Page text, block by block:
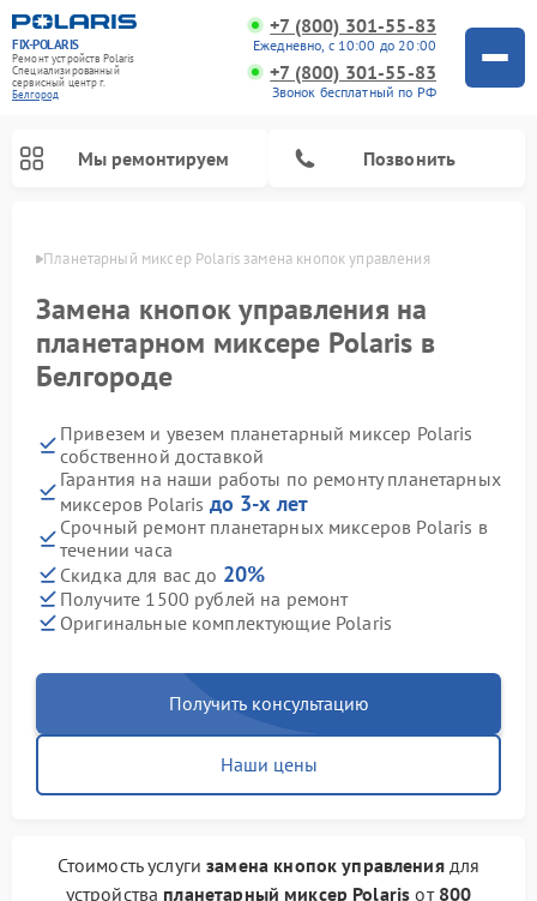
FIX-POLARIS
Ремонт устройств Polaris
Специализированный
cервисный центр г.
Белгород
+7 (800) 301-55-83
Ежедневно, с 10:00 до 20:00
+7 (800) 301-55-83
Звонок бесплатный по РФ
Мы ремонтируем Позвонить
Планетарный миксер Polaris замена кнопок управления
Замена кнопок управления на
планетарном миксере Polaris в
Белгороде
Привезем и увезем планетарный миксер Polaris
собственной доставкой
Гарантия на наши работы по ремонту планетарных
миксеров Polaris до 3-х лет
Срочный ремонт планетарных миксеров Polaris в
течении часа
Скидка для вас до 20%
Получите 1500 рублей на ремонт
Оригинальные комплектующие Polaris
Получить консультацию
Наши цены
Стоимость услугизамена кнопок управлениядля
устройства планетарный миксер Polaris от 800